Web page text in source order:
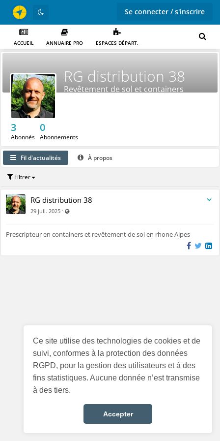
Ce site utilise des technologies de cookies et de
suivi, conformes à la protection des données
RGPD, pour la gestion des utilisateurs et à des
fins statistiques. Aucune donnée n’est transmise
à des tiers.
Accepter
Se connecter / s'inscrire
ACCUEIL ANNUAIRE PRO ESPACES DÉPART.
RG distribution 38
Revêtement de sol et containers
3
Abonnés
0
Abonnements
Fil d'actualités À propos
Filtrer
RG distribution 38
29 juil. 2025 ·
Prescripteur en containers et revêtement de sol en rhone Alpes